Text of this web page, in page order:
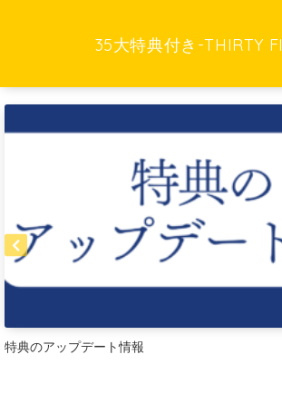
35大特典付き-THIRTY
特典のアップデート情報